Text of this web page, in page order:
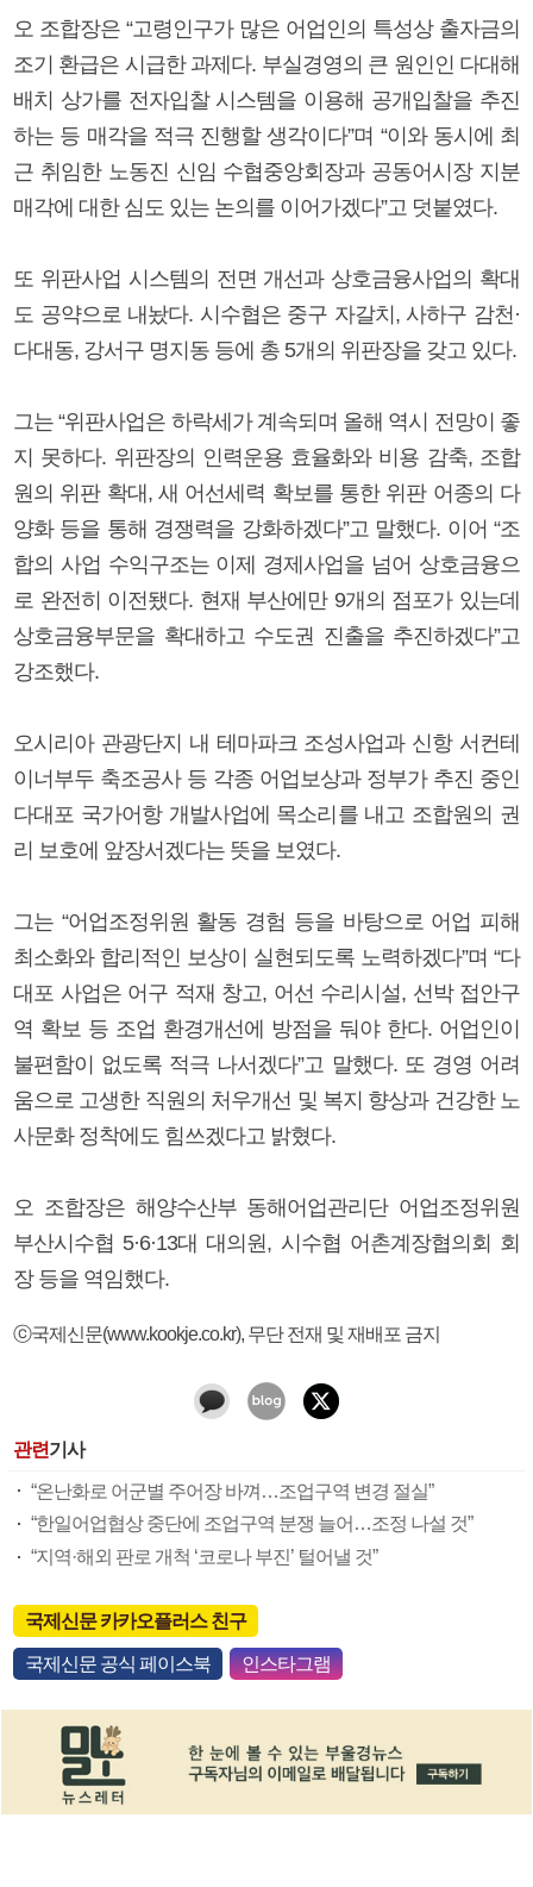
오 조합장은 “고령인구가 많은 어업인의 특성상 출자금의
조기 환급은 시급한 과제다. 부실경영의 큰 원인인 다대해
배치 상가를 전자입찰 시스템을 이용해 공개입찰을 추진
하는 등 매각을 적극 진행할 생각이다”며 “이와 동시에 최
근 취임한 노동진 신임 수협중앙회장과 공동어시장 지분
매각에 대한 심도 있는 논의를 이어가겠다”고 덧붙였다.
또 위판사업 시스템의 전면 개선과 상호금융사업의 확대
도 공약으로 내놨다. 시수협은 중구 자갈치, 사하구 감천·
다대동, 강서구 명지동 등에 총 5개의 위판장을 갖고 있다.
그는 “위판사업은 하락세가 계속되며 올해 역시 전망이 좋
지 못하다. 위판장의 인력운용 효율화와 비용 감축, 조합
원의 위판 확대, 새 어선세력 확보를 통한 위판 어종의 다
양화 등을 통해 경쟁력을 강화하겠다”고 말했다. 이어 “조
합의 사업 수익구조는 이제 경제사업을 넘어 상호금융으
로 완전히 이전됐다. 현재 부산에만 9개의 점포가 있는데
상호금융부문을 확대하고 수도권 진출을 추진하겠다”고
강조했다.
오시리아 관광단지 내 테마파크 조성사업과 신항 서컨테
이너부두 축조공사 등 각종 어업보상과 정부가 추진 중인
다대포 국가어항 개발사업에 목소리를 내고 조합원의 권
리 보호에 앞장서겠다는 뜻을 보였다.
그는 “어업조정위원 활동 경험 등을 바탕으로 어업 피해
최소화와 합리적인 보상이 실현되도록 노력하겠다”며 “다
대포 사업은 어구 적재 창고, 어선 수리시설, 선박 접안구
역 확보 등 조업 환경개선에 방점을 둬야 한다. 어업인이
불편함이 없도록 적극 나서겠다”고 말했다. 또 경영 어려
움으로 고생한 직원의 처우개선 및 복지 향상과 건강한 노
사문화 정착에도 힘쓰겠다고 밝혔다.
오 조합장은 해양수산부 동해어업관리단 어업조정위원
부산시수협 5·6·13대 대의원, 시수협 어촌계장협의회 회
장 등을 역임했다.
ⓒ국제신문(www.kookje.co.kr), 무단 전재 및 재배포 금지
관련기사
“온난화로 어군별 주어장 바껴…조업구역 변경 절실”
“한일어업협상 중단에 조업구역 분쟁 늘어…조정 나설 것”
“지역·해외 판로 개척 ‘코로나 부진’ 털어낼 것”
국제신문 카카오플러스 친구
국제신문 공식 페이스북 인스타그램